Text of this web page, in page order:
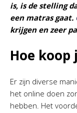
is, is de stelling
een matras gaat.
krijgen en zeer
Hoe koop
Er zijn diverse
het online doen
hebben. Het